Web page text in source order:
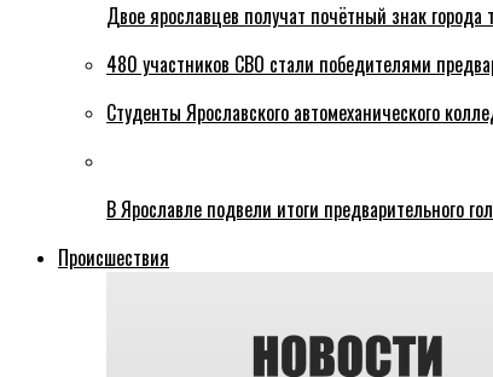
Двое ярославцев получат почётный знак города
480 участников СВО стали победителями
Студенты Ярославского автомеханического
В Ярославле подвели итоги предварительного
Происшествия